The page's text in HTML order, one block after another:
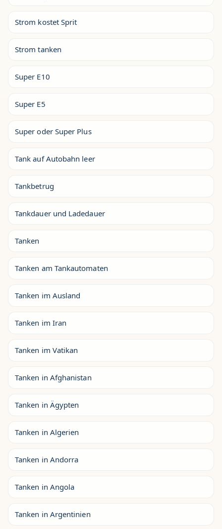
Strom kostet Sprit
Strom tanken
Super E10
Super E5
Super oder Super Plus
Tank auf Autobahn leer
Tankbetrug
Tankdauer und Ladedauer
Tanken
Tanken am Tankautomaten
Tanken im Ausland
Tanken im Iran
Tanken im Vatikan
Tanken in Afghanistan
Tanken in Ägypten
Tanken in Algerien
Tanken in Andorra
Tanken in Angola
Tanken in Argentinien